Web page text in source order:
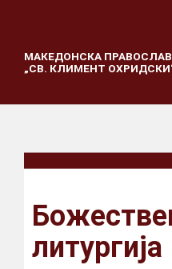
МАКЕДОНСКА
„СВ. КЛИМЕНТ
литургија